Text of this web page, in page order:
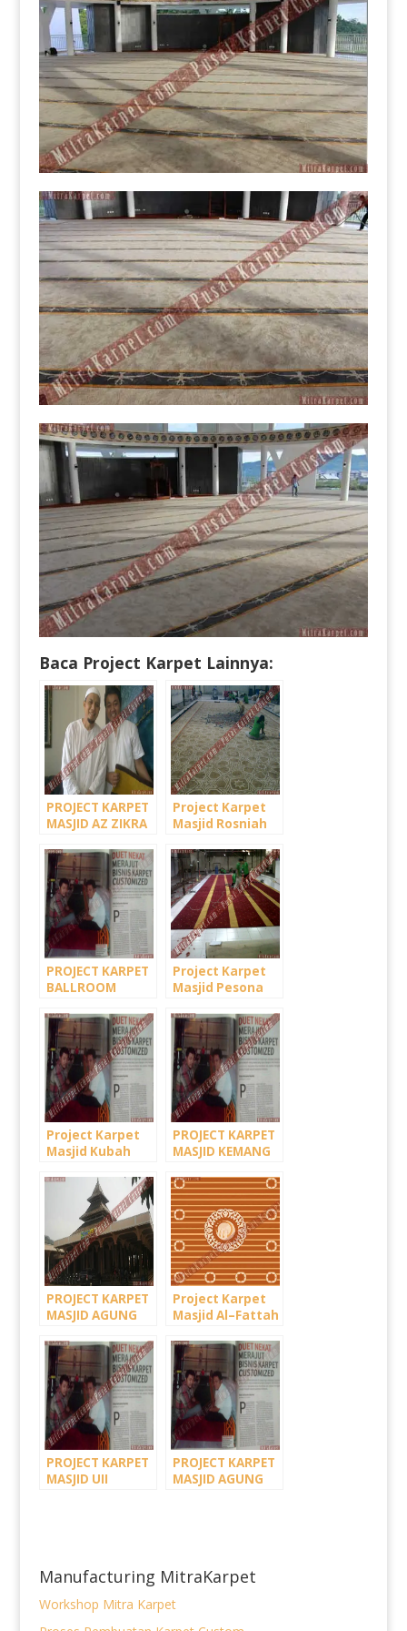
Baca Project Karpet Lainnya:
PROJECT KARPET
MASJID AZ ZIKRA
– SENTUL BOGOR
Project Karpet
Masjid Rosniah
Bogor
PROJECT KARPET
BALLROOM
GARDEN –
PUNCAK BOGOR
Project Karpet
Masjid Pesona
Project Karpet
Masjid Kubah
PROJECT KARPET
MASJID KEMANG
PROJECT KARPET
MASJID AGUNG
JAWA BARAT
Project Karpet
Masjid Al–Fattah
Jawa Barat
PROJECT KARPET
MASJID UII
PROJECT KARPET
MASJID AGUNG
Manufacturing MitraKarpet
Workshop Mitra Karpet